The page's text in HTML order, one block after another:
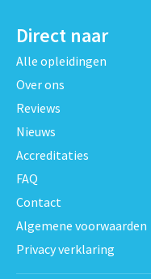
Direct naar
Alle opleidingen
Over ons
Reviews
Nieuws
Accreditaties
FAQ
Contact
Algemene voorwaarden
Privacy verklaring